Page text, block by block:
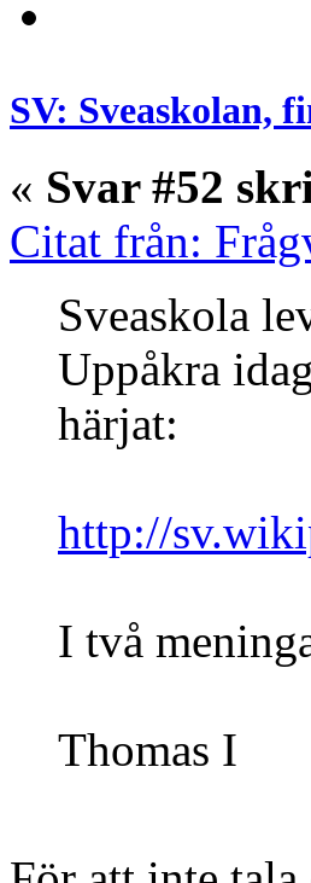
SV: Sveaskolan,
« Svar #52
Citat från:
Sveaskola
Uppåkra
härjat:
http://
I två
Thomas I